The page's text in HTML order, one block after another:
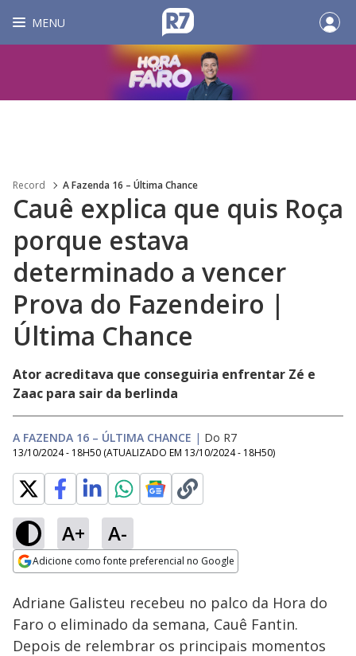
MENU
Record A Fazenda 16 – Última Chance
Cauê explica que quis Roça
porque estava
determinado a vencer
Prova do Fazendeiro |
Última Chance
Ator acreditava que conseguiria enfrentar Zé e
Zaac para sair da berlinda
A FAZENDA 16 – ÚLTIMA CHANCE | Do R7
13/10/2024 - 18H50 (ATUALIZADO EM 13/10/2024 - 18H50)
A+ A-
Adicione como fonte preferencial no Google
Ativar
Loaded:
5.88%
Adriane Galisteu recebeu no palco da Hora do
Faro o eliminado da semana, Cauê Fantin.
Depois de relembrar os principais momentos